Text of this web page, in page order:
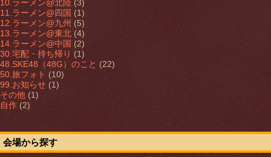
10.ラーメン@北陸 (3)
11.ラーメン@四国 (1)
12.ラーメン@九州 (5)
13.ラーメン@東北 (4)
14.ラーメン@中国 (2)
30.宅配・持ち帰り (1)
48.SKE48（48G）のこと (22)
50.旅フォト (10)
99.お知らせ (1)
その他 (1)
自作 (2)
会場から探す